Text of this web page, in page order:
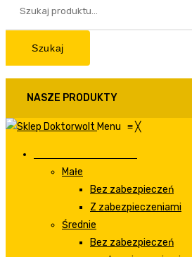
Szukaj
NASZE PRODUKTY
Menu ≡╳
Małe
Bez zabezpieczeń
Z zabezpieczeniami
Średnie
Bez zabezpieczeń